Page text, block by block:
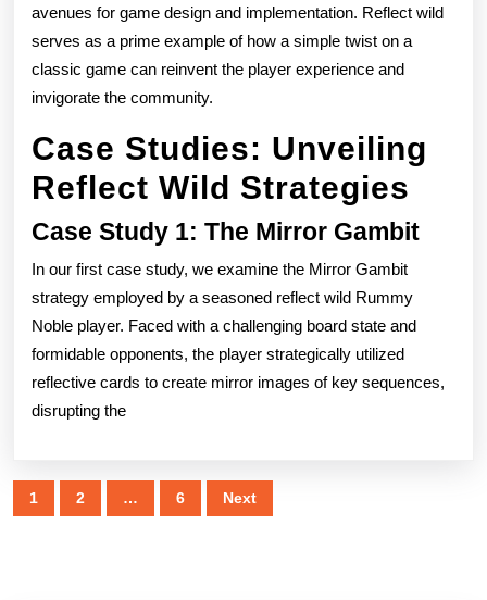
avenues for game design and implementation. Reflect wild
serves as a prime example of how a simple twist on a
classic game can reinvent the player experience and
invigorate the community.
Case Studies: Unveiling
Reflect Wild Strategies
Case Study 1: The Mirror Gambit
In our first case study, we examine the Mirror Gambit
strategy employed by a seasoned reflect wild Rummy
Noble player. Faced with a challenging board state and
formidable opponents, the player strategically utilized
reflective cards to create mirror images of key sequences,
disrupting the
Posts
pagination
1 2 … 6 Next